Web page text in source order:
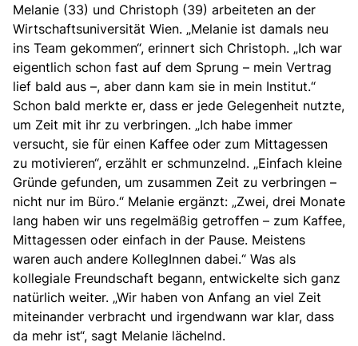
Melanie (33) und Christoph (39) arbeiteten an der
Wirtschaftsuniversität Wien. „Melanie ist damals neu
ins Team gekommen“, erinnert sich Christoph. „Ich war
eigentlich schon fast auf dem Sprung – mein Vertrag
lief bald aus –, aber dann kam sie in mein Institut.“
Schon bald merkte er, dass er jede Gelegenheit nutzte,
um Zeit mit ihr zu verbringen. „Ich habe immer
versucht, sie für einen Kaffee oder zum Mittagessen
zu motivieren“, erzählt er schmunzelnd. „Einfach kleine
Gründe gefunden, um zusammen Zeit zu verbringen –
nicht nur im Büro.“ Melanie ergänzt: „Zwei, drei Monate
lang haben wir uns regelmäßig getroffen – zum Kaffee,
Mittagessen oder einfach in der Pause. Meistens
waren auch andere KollegInnen dabei.“ Was als
kollegiale Freundschaft begann, entwickelte sich ganz
natürlich weiter. „Wir haben von Anfang an viel Zeit
miteinander verbracht und irgendwann war klar, dass
da mehr ist“, sagt Melanie lächelnd.